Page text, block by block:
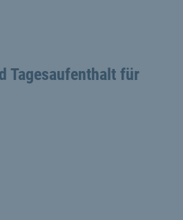
Tagesaufenthalt für